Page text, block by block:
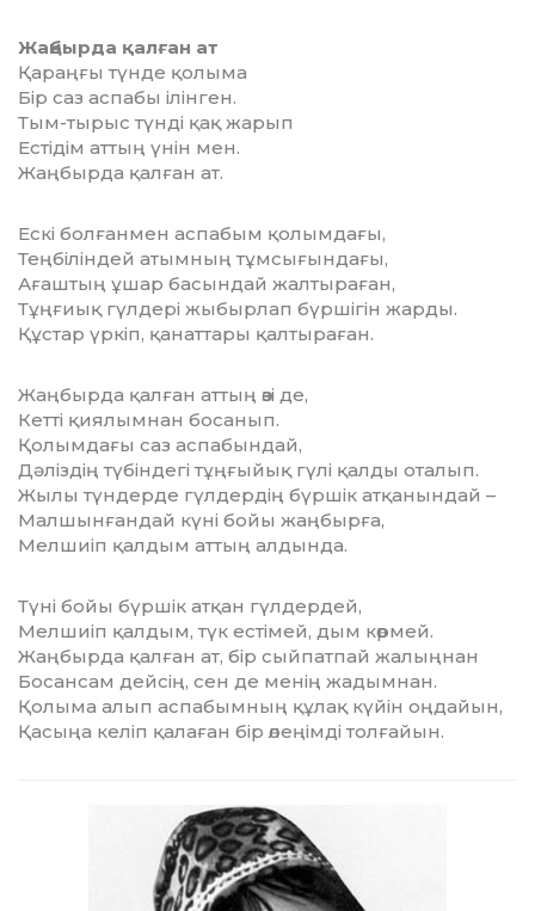
Жаңбырда қалған ат
Қараңғы түнде қолыма
Бір саз аспабы ілінген.
Тым-тырыс түнді қақ жарып
Естідім аттың үнін мен.
Жаңбырда қалған ат.
Ескі болғанмен аспабым қолымдағы,
Теңбіліндей атымның тұмсығындағы,
Ағаштың ұшар басындай жалтыраған,
Тұңғиық гүлдері жыбырлап бүршігін жарды.
Құстар үркіп, қанаттары қалтыраған.
Жаңбырда қалған аттың өзі де,
Кетті қиялымнан босанып.
Қолымдағы саз аспабындай,
Дәліздің түбіндегі тұңғыйық гүлі қалды оталып.
Жылы түндерде гүлдердің бүршік атқанындай –
Малшынғандай күні бойы жаңбырға,
Мелшиіп қалдым аттың алдында.
Түні бойы бүршік атқан гүлдердей,
Мелшиіп қалдым, түк естімей, дым көрмей.
Жаңбырда қалған ат, бір сыйпатпай жалыңнан
Босансам дейсің, сен де менің жадымнан.
Қолыма алып аспабымның құлақ күйін оңдайын,
Қасыңа келіп қалаған бір өлеңімді толғайын.